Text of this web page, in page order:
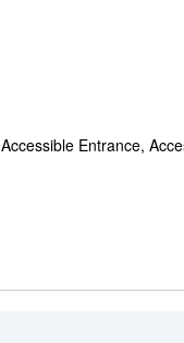
Accessible Entrance,